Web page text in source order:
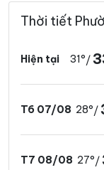
Thời tiết
Hiện tại 31°/
T6 07/08 28°/
T7 08/08 27°/